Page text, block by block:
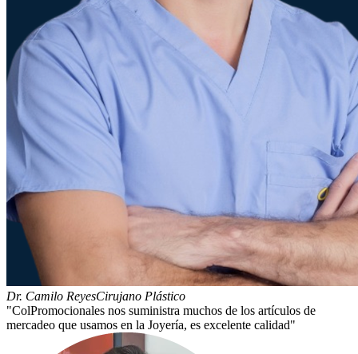
Dr. Camilo ReyesCirujano Plástico
"ColPromocionales nos suministra muchos de los artículos de
mercadeo que usamos en la Joyería, es excelente calidad"